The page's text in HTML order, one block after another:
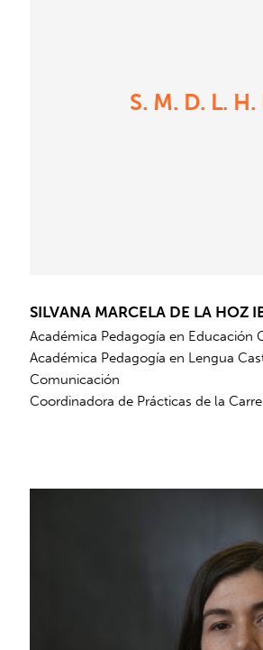
S. M. D. L. H.
SILVANA MARCELA DE LA HOZ
Académica Pedagogía en Educación
Académica Pedagogía en Lengua
Comunicación
Coordinadora de Prácticas de la